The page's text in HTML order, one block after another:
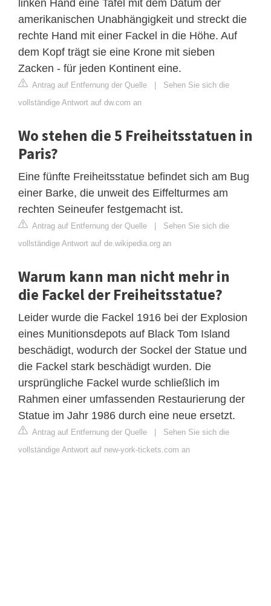
linken Hand eine Tafel mit dem Datum der
amerikanischen Unabhängigkeit und streckt die
rechte Hand mit einer Fackel in die Höhe. Auf
dem Kopf trägt sie eine Krone mit sieben
Zacken - für jeden Kontinent eine.
Antrag auf Entfernung der Quelle | Sehen Sie sich die
vollständige Antwort auf dw.com an
Wo stehen die 5 Freiheitsstatuen in
Paris?
Eine fünfte Freiheitsstatue befindet sich am Bug
einer Barke, die unweit des Eiffelturmes am
rechten Seineufer festgemacht ist.
Antrag auf Entfernung der Quelle | Sehen Sie sich die
vollständige Antwort auf de.wikipedia.org an
Warum kann man nicht mehr in
die Fackel der Freiheitsstatue?
Leider wurde die Fackel 1916 bei der Explosion
eines Munitionsdepots auf Black Tom Island
beschädigt, wodurch der Sockel der Statue und
die Fackel stark beschädigt wurden. Die
ursprüngliche Fackel wurde schließlich im
Rahmen einer umfassenden Restaurierung der
Statue im Jahr 1986 durch eine neue ersetzt.
Antrag auf Entfernung der Quelle | Sehen Sie sich die
vollständige Antwort auf new-york-tickets.com an